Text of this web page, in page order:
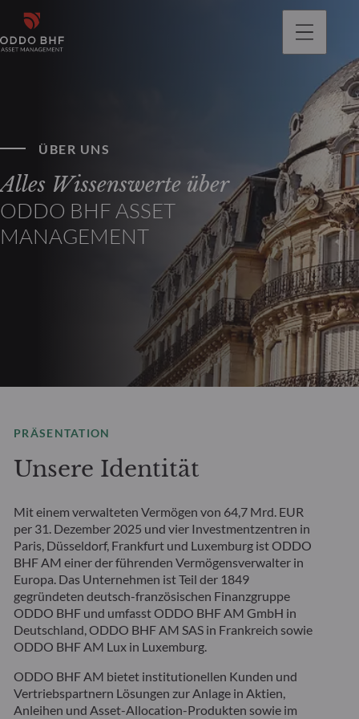
ÜBER UNS
Alles Wissenswerte über
ODDO BHF ASSET
MANAGEMENT
PRÄSENTATION
Unsere Identität
Mit einem verwalteten Vermögen von 64,7 Mrd. EUR
per 31. Dezember 2025 und vier Investmentzentren in
Paris, Düsseldorf, Frankfurt und Luxemburg ist ODDO
BHF AM einer der führenden Vermögensverwalter in
Europa. Das Unternehmen ist Teil der 1849
gegründeten deutsch-französischen Finanzgruppe
ODDO BHF und umfasst ODDO BHF AM GmbH in
Deutschland, ODDO BHF AM SAS in Frankreich sowie
ODDO BHF AM Lux in Luxemburg.
ODDO BHF AM bietet institutionellen Kunden und
Vertriebspartnern Lösungen zur Anlage in Aktien,
Anleihen und Asset-Allocation-Produkten sowie im